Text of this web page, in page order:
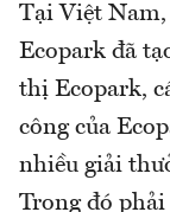
Tại Việt
Ecopark đã
thị Ecopark,
công của
nhiều giải
Trong đó